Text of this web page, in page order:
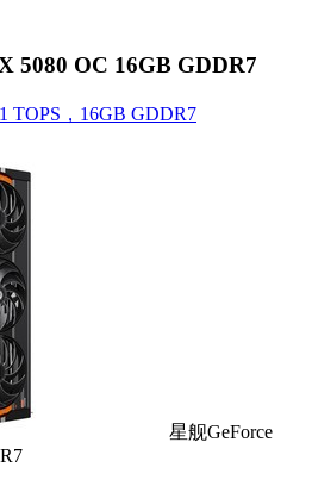
5080 OC 16GB GDDR7
TOPS，16GB GDDR7
星舰GeForce